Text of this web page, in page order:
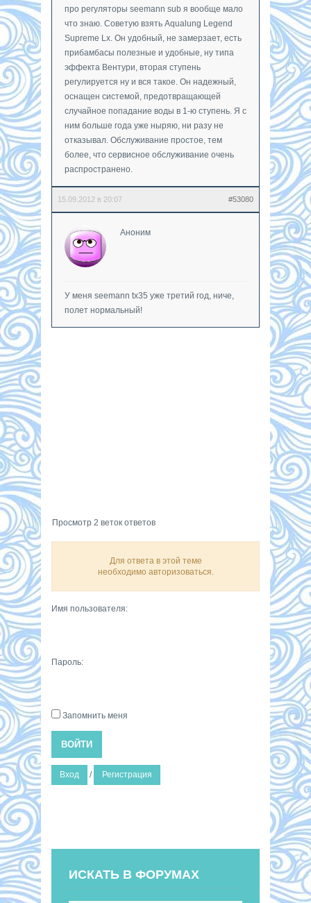
про регуляторы seemann sub я вообще мало
что знаю. Советую взять Aqualung Legend
Supreme Lx. Он удобный, не замерзает, есть
прибамбасы полезные и удобные, ну типа
эффекта Вентури, вторая ступень
регулируется ну и вся такое. Он надежный,
оснащен системой, предотвращающей
случайное попадание воды в 1-ю ступень. Я с
ним больше года уже ныряю, ни разу не
отказывал. Обслуживание простое, тем
более, что сервисное обслуживание очень
распространено.
15.09.2012 в 20:07 #53080
Аноним
У меня seemann tx35 уже третий год, ниче,
полет нормальный!
Просмотр 2 веток ответов
Для ответа в этой теме
необходимо авторизоваться.
Имя пользователя:
Пароль:
Запомнить меня
ВОЙТИ
Вход / Регистрация
ИСКАТЬ В ФОРУМАХ